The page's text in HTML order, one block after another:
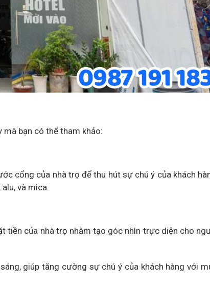
bạn có thể tham khảo:
cổng của nhà trọ để thu hút sự chú ý của khách
và mica.
tiền của nhà trọ nhằm tạo góc nhìn trực diện cho
giúp tăng cường sự chú ý của khách hàng với